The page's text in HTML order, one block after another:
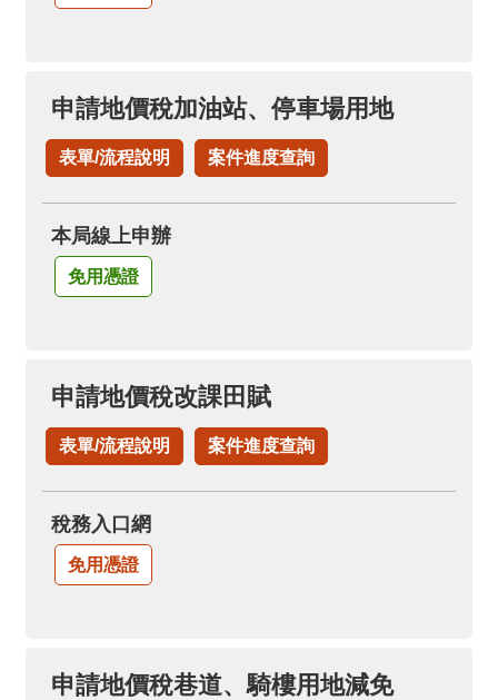
申請地價稅加油站、停車場用地
表單/流程說明 案件進度查詢
本局線上申辦
免用憑證
申請地價稅改課田賦
表單/流程說明 案件進度查詢
稅務入口網
免用憑證
申請地價稅巷道、騎樓用地減免